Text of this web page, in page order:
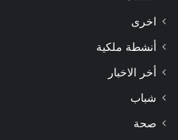
اخرى
أنشطة ملكية
أخر الاخبار
شباب
صحة